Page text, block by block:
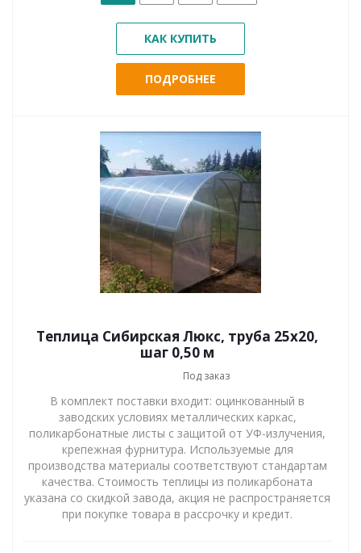
КАК КУПИТЬ
ПОДРОБНЕЕ
Теплица Сибирская Люкс, труба 25х20,
шаг 0,50 м
Под заказ
В комплект поставки входит: оцинкованный в
заводских условиях металлических каркас,
поликарбонатные листы с защитой от УФ-излучения,
крепежная фурнитура. Используемые для
производства материалы соответствуют стандартам
качества. Стоимость теплицы из поликарбоната
указана со скидкой завода, акция не распространяется
при покупке товара в рассрочку и кредит.